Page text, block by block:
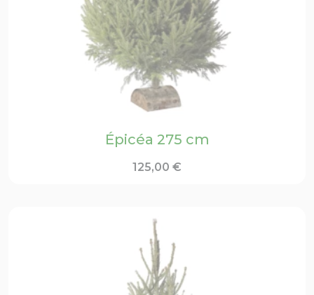
Épicéa 275 cm
125,00 €